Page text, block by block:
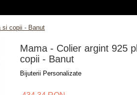
si copii - Banut
Mama - Colier argint 925
copii - Banut
Bijuterii Personalizate